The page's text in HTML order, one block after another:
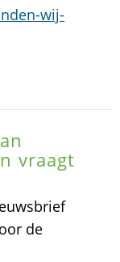
wij-
vraagt
de